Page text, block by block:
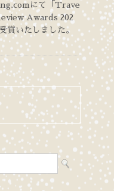
にて「Trave
Awards 202
賞いたしました。